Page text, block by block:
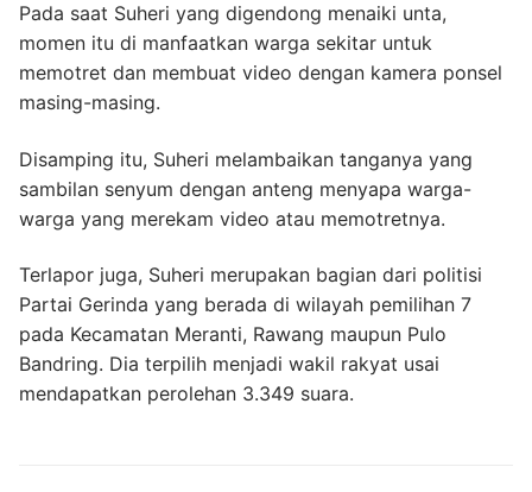
Pada saat Suheri yang digendong menaiki unta,
momen itu di manfaatkan warga sekitar untuk
memotret dan membuat video dengan kamera ponsel
masing-masing.
Disamping itu, Suheri melambaikan tanganya yang
sambilan senyum dengan anteng menyapa warga-
warga yang merekam video atau memotretnya.
Terlapor juga, Suheri merupakan bagian dari politisi
Partai Gerinda yang berada di wilayah pemilihan 7
pada Kecamatan Meranti, Rawang maupun Pulo
Bandring. Dia terpilih menjadi wakil rakyat usai
mendapatkan perolehan 3.349 suara.